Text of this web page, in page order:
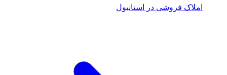
املاک فروشی در استانبول